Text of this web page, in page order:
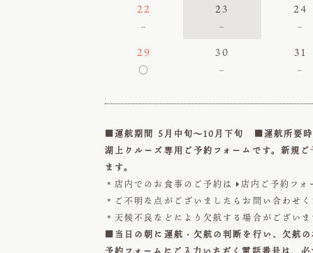
22
－
23
－
24
－
29
○
30
－
31
－
■運航期間 5月中旬～10月下旬 ■運航所要
湖上クルーズ専用ご予約フォームです。新規
ます。
＊店内でのお食事のご予約は 店内ご予約フォ
＊ご不明な点がございましたらお問い合わせ
＊天候不良などにより欠航する場合がござい
■当日の朝に運航・欠航の判断を行い、欠航